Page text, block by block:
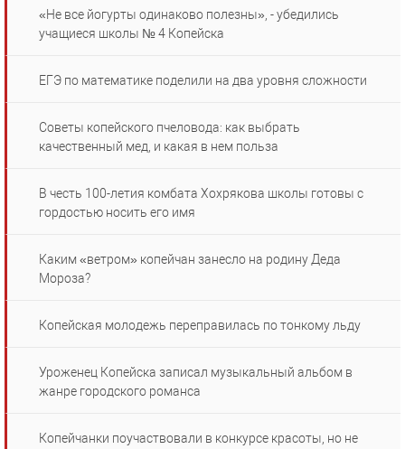
«Не все йогурты одинаково полезны», - убедились
учащиеся школы № 4 Копейска
ЕГЭ по математике поделили на два уровня сложности
Советы копейского пчеловода: как выбрать
качественный мед, и какая в нем польза
В честь 100-летия комбата Хохрякова школы готовы с
гордостью носить его имя
Каким «ветром» копейчан занесло на родину Деда
Мороза?
Копейская молодежь переправилась по тонкому льду
Уроженец Копейска записал музыкальный альбом в
жанре городского романса
Копейчанки поучаствовали в конкурсе красоты, но не